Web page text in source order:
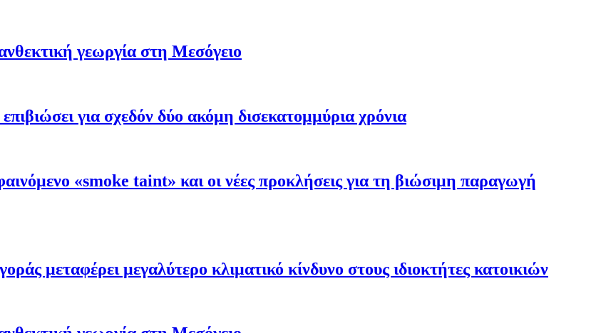
γεωργία στη Μεσόγειο
για σχεδόν δύο ακόμη δισεκατομμύρια χρόνια
«smoke taint» και οι νέες προκλήσεις για τη βιώσιμη παραγωγή
μεταφέρει μεγαλύτερο κλιματικό κίνδυνο στους ιδιοκτήτες κατοικιών